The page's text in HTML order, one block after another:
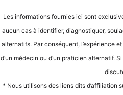
Les infor­ma­ti­ons four­nies ici sont
aucun cas à iden­ti­fier, dia­gnos­ti­quer,
alter­na­tifs. Par con­sé­quent, l’expérience
d’un méde­cin ou d’un pra­ti­ci­en alter­na­tif.
* Nous uti­li­sons des liens dits d’af­fi­lia­ti­on